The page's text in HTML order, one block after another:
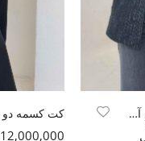
کت فوتر خط چین آستردار مچ پاکتی
12,000,000 ریال